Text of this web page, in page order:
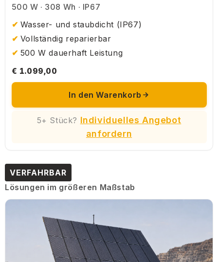
500 W · 308 Wh · IP67
Wasser- und staubdicht (IP67)
Vollständig reparierbar
500 W dauerhaft Leistung
€ 1.099,00
In den Warenkorb
5+ Stück? Individuelles Angebot
anfordern
VERFAHRBAR
Lösungen im größeren Maßstab